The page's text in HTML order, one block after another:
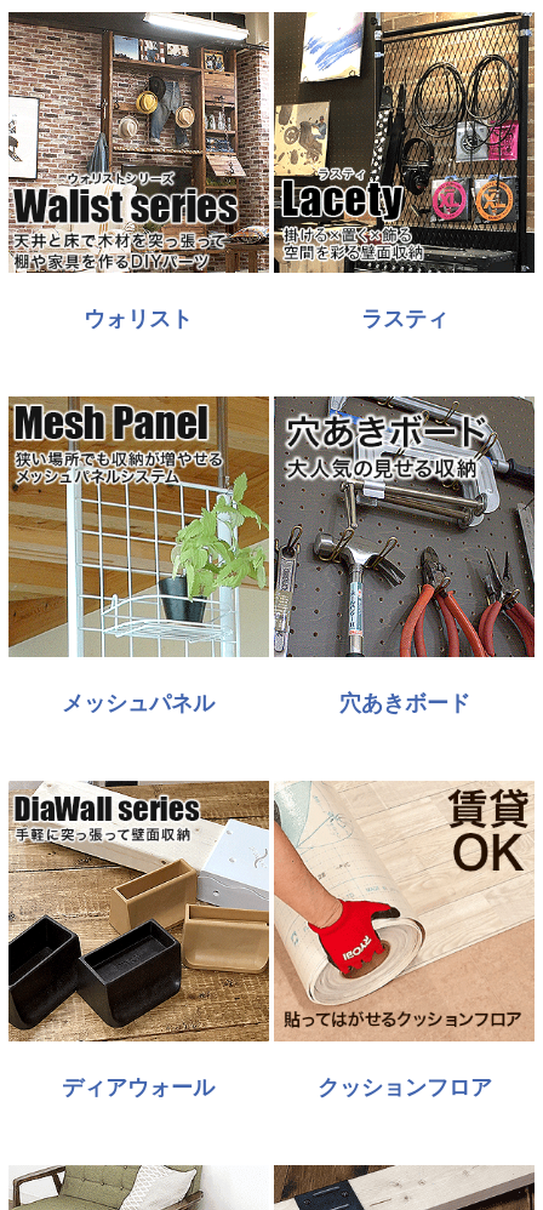
ウォリスト ラスティ
メッシュパネル 穴あきボード
ディアウォール クッションフロア